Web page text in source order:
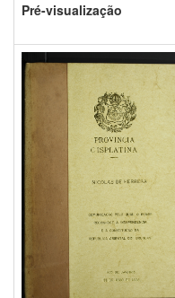
Pré-visualização